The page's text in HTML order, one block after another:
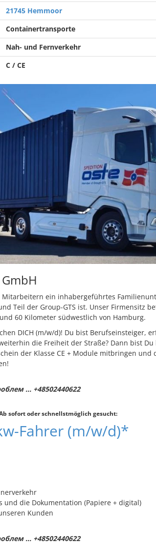
21745 Hemmoor
Containertransporte
Nah- und Fernverkehr
C / CE
ein inhabergeführtes
Teil der Group-GTS ist. Unser Firmensitz
60 Kilometer südwestlich von Hamburg.
DICH (m/w/d)! Du bist Berufseinsteiger,
die Freiheit der Straße? Dann bist
der Klasse CE + Module mitbringen und
... +48502440622
sofort oder schnellstmöglich gesucht:
Fahrer (m/w/d)*
und die Dokumentation (Papiere + digital)
Kunden
... +48502440622